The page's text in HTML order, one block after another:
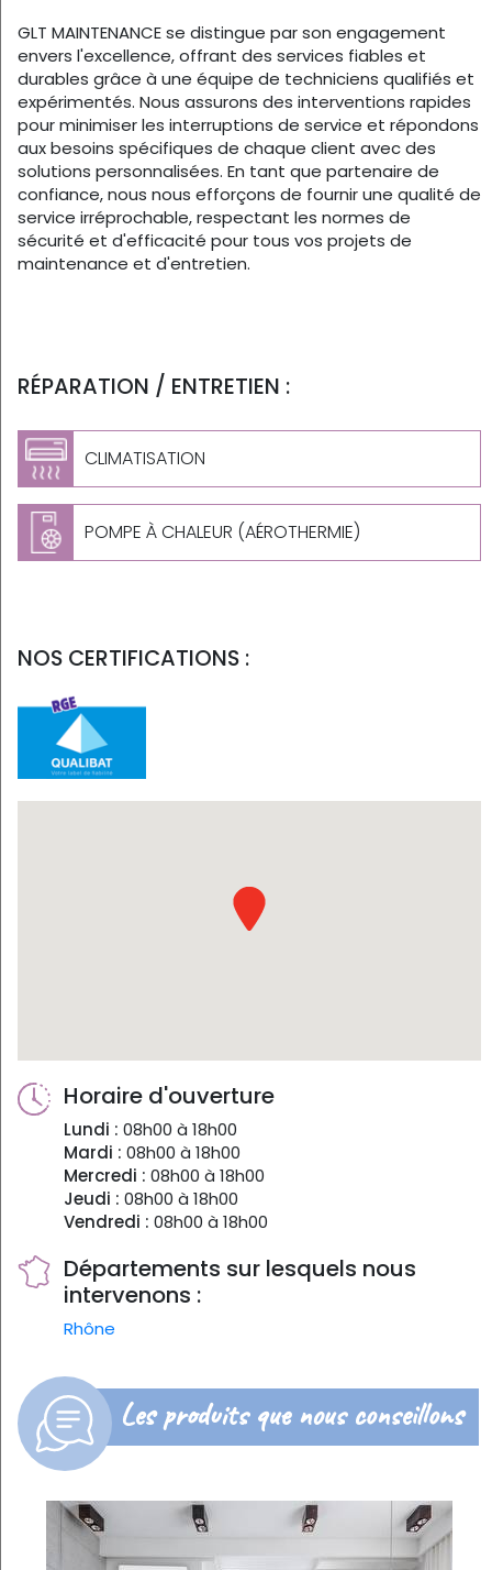
GLT MAINTENANCE se distingue par son engagement
envers l'excellence, offrant des services fiables et
durables grâce à une équipe de techniciens qualifiés et
expérimentés. Nous assurons des interventions rapides
pour minimiser les interruptions de service et répondons
aux besoins spécifiques de chaque client avec des
solutions personnalisées. En tant que partenaire de
confiance, nous nous efforçons de fournir une qualité de
service irréprochable, respectant les normes de
sécurité et d'efficacité pour tous vos projets de
maintenance et d'entretien.
RÉPARATION / ENTRETIEN :
CLIMATISATION
POMPE À CHALEUR (AÉROTHERMIE)
NOS CERTIFICATIONS :
Horaire d'ouverture
Lundi : 08h00 à 18h00
Mardi : 08h00 à 18h00
Mercredi : 08h00 à 18h00
Jeudi : 08h00 à 18h00
Vendredi : 08h00 à 18h00
Départements sur lesquels nous
intervenons :
Rhône
Les produits que nous conseillons